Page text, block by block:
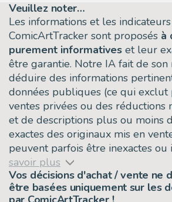
Veuillez noter…
Les informations et les
ComicArtTracker sont proposés à
purement informatives et leur
être garantie. Notre IA fait de
déduire des informations
données publiques (ce qui
ventes privées ou des réductions
et de descriptions plus ou moins
exactes des originaux mis en
peuvent parfois être inexactes ou
savoir plus
Vos décisions d'achat / vente ne
être basées uniquement sur les